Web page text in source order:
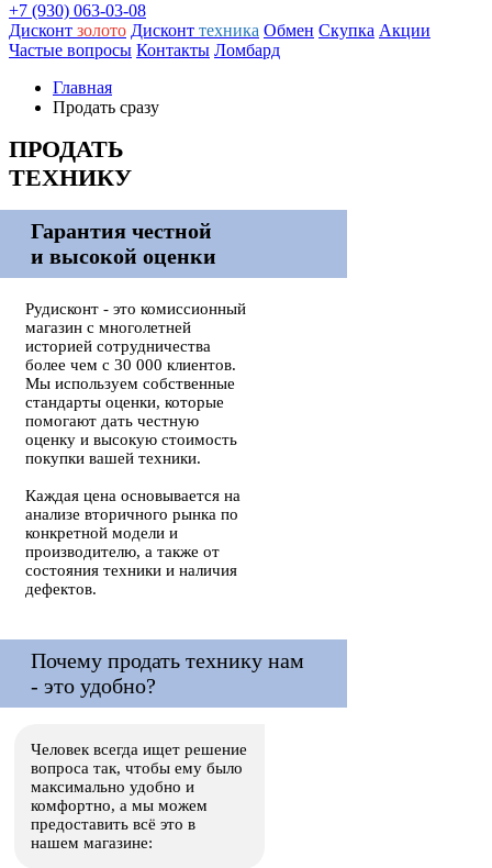
+7 (930) 063-03-08
Дисконт золото Дисконт техника Обмен Скупка Акции
Частые вопросы Контакты Ломбард
Главная
Продать сразу
ПРОДАТЬ
ТЕХНИКУ
Гарантия честной
и высокой оценки
Рудисконт - это комиссионный
магазин с многолетней
историей сотрудничества
более чем с 30 000 клиентов.
Мы используем собственные
стандарты оценки, которые
помогают дать честную
оценку и высокую стоимость
покупки вашей техники.
Каждая цена основывается на
анализе вторичного рынка по
конкретной модели и
производителю, а также от
состояния техники и наличия
дефектов.
Почему продать технику нам
- это удобно?
Человек всегда ищет решение
вопроса так, чтобы ему было
максимально удобно и
комфортно, а мы можем
предоставить всё это в
нашем магазине: